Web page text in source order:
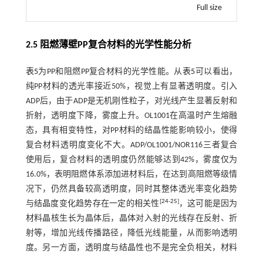
Full size
2.5 阻燃薄壁PP复合材料的光学性能分析
表5为PP和阻燃PP复合材料的光学性能。从表5 可以看出，
纯PP材料的透光率接近50%，视觉上有显著透明度。引入
ADP后，由于ADP是无机刚性粒子，对光线产生显著反射和
折射，透明度下降，雾度上升。OL1001在高温时产生熔融
态，具有相变特性，对PP材料的结晶性能影响较小，使得
复合材料透明度变化不大。ADP/OL1001/NOR116三者复合
使用后，复合材料的透明度仍然能够达到42%，雾度仅为
16.0%，表明阻燃体系添加进材料后，在达到高阻燃等级情
况下，仍然具备较高透明度，同时其整体透光率变化趋势
与结晶度变化趋势存在一定的相关性 [24-25]，这可能是因为
材料晶核生长为晶体后，晶体对入射的光线存在反射、折
射等，增加光线传播路径，降低光线能量，从而影响透明
度。另一方面，透明度与结晶性也不是完全负相关，材料